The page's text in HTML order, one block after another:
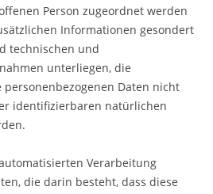
Person zugeordnet werden
Informationen gesondert
technischen und
unterliegen, die
Daten nicht
identifizierbaren natürlichen
Verarbeitung
die darin besteht, dass diese